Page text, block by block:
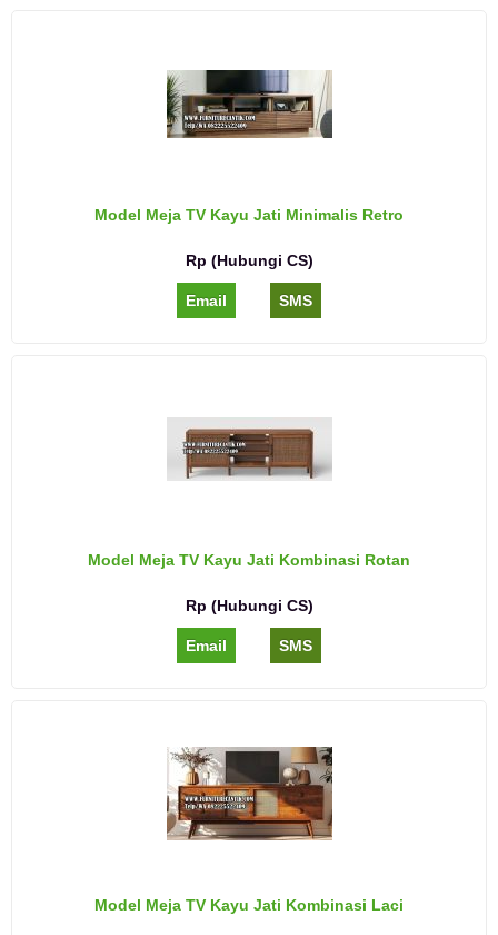
Model Meja TV Kayu Jati Minimalis Retro
Rp (Hubungi CS)
Email SMS
Model Meja TV Kayu Jati Kombinasi Rotan
Rp (Hubungi CS)
Email SMS
Model Meja TV Kayu Jati Kombinasi Laci